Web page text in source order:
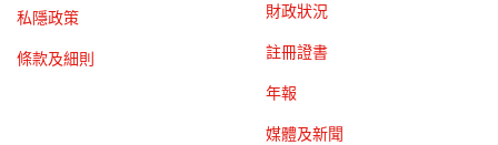
私隱政策
條款及細則
財政狀況
註冊證書
年報
媒體及新聞